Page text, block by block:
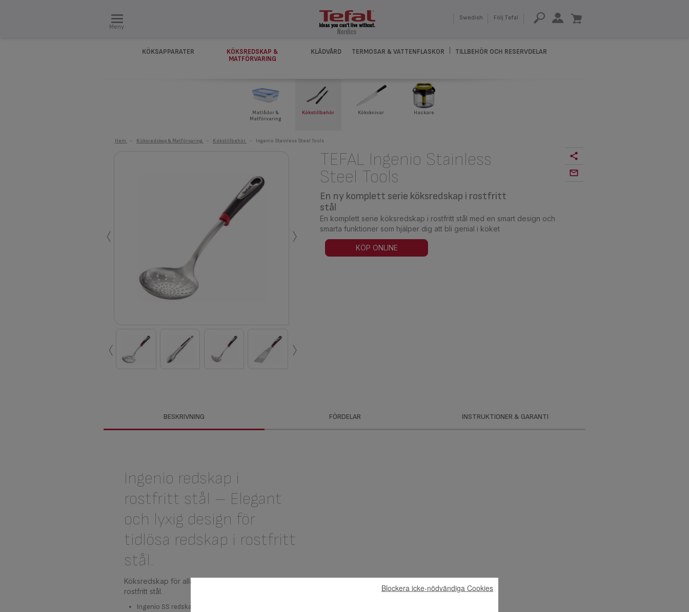
Meny
Swedish Följ Tefal
KÖKSAPPARATER
KÖKSREDSKAP &
MATFÖRVARING
KLÄDVÅRD TERMOSAR & VATTENFLASKOR TILLBEHÖR OCH RESERVDELAR
Matlådor &
Matförvaring
Kökstillbehör Köksknivar Hackare
Hem Köksredskap & Matförvaring Kökstillbehör Ingenio Stainless Steel Tools
‹ ›
‹ ›
TEFAL Ingenio Stainless
Steel Tools
En ny komplett serie köksredskap i rostfritt
stål
En komplett serie köksredskap i rostfritt stål med en smart design och
smarta funktioner som hjälper dig att bli genial i köket
KÖP ONLINE
BESKRIVNING FÖRDELAR INSTRUKTIONER & GARANTI
Ingenio redskap i
rostfritt stål – Elegant
och lyxig design för
tidlösa redskap i rostfritt
stål.
Köksredskap för alla behov i robust högkvalitativt
rostfritt stål.
Ingenio SS redskap kökstång
Blockera icke-nödvändiga Cookies